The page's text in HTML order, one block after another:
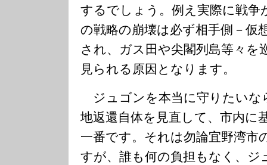
するでしょう。例え実際に戦争
の戦略の崩壊は必ず相手側－仮
され、ガス田や尖閣列島等々を
見られる原因となります。
ジュゴンを本当に守りたいな
地返還自体を見直して、市内に
一番です。それは勿論宜野湾市
すが、誰も何の負担もなく、ジ